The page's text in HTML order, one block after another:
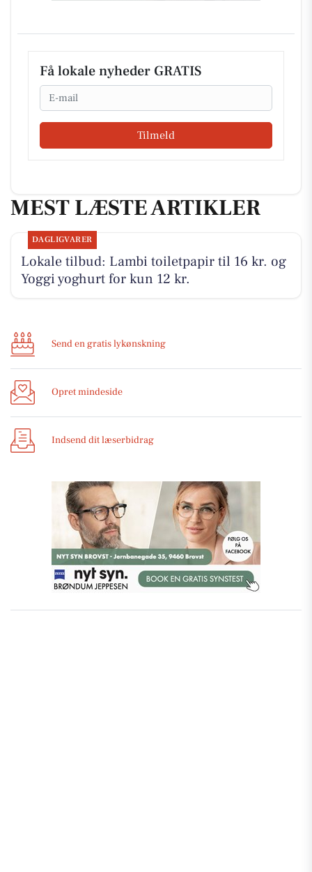
Få lokale nyheder GRATIS
Email
Tilmeld
MEST LÆSTE ARTIKLER
DAGLIGVARER
Lokale tilbud: Lambi toiletpapir til 16 kr. og
Yoggi yoghurt for kun 12 kr.
Send en gratis lykønskning
Opret mindeside
Indsend dit læserbidrag